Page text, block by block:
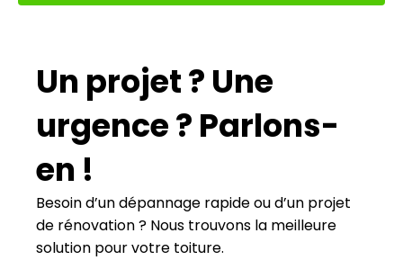
Un projet ? Une
urgence ? Parlons-
en !
Besoin d’un dépannage rapide ou d’un projet
de rénovation ? Nous trouvons la meilleure
solution pour votre toiture.